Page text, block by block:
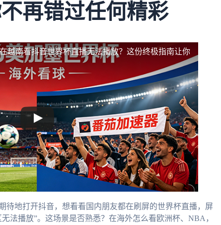
再错过任何精彩
在越南看抖音世界杯直播无法播放？这份终极指南让你
待地打开抖音，想看看国内朋友都在刷屏的世界杯直播，屏
法播放”。这场景是否熟悉？在海外怎么看欧洲杯、NBA，